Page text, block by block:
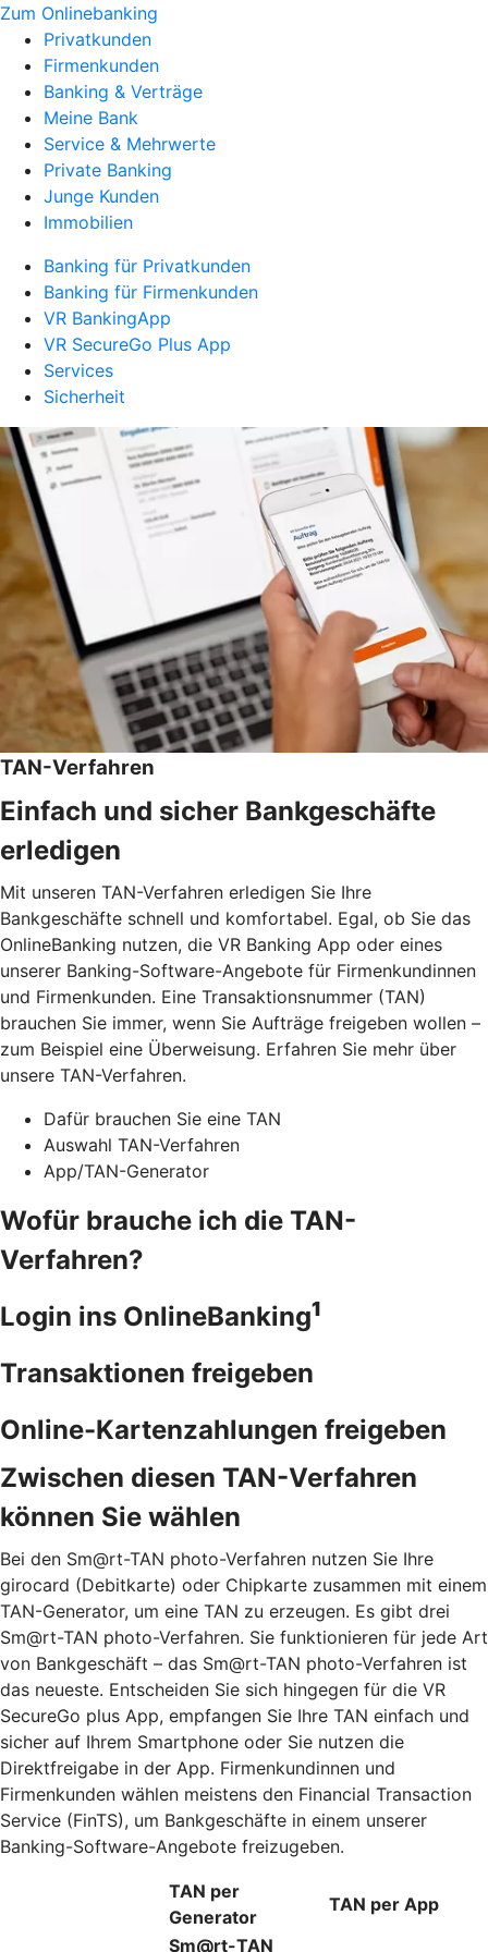
Zum Onlinebanking
Privatkunden
Firmenkunden
Banking & Verträge
Meine Bank
Service & Mehrwerte
Private Banking
Junge Kunden
Immobilien
Banking für Privatkunden
Banking für Firmenkunden
VR BankingApp
VR SecureGo Plus App
Services
Sicherheit
TAN-Verfahren
Einfach und sicher Bankgeschäfte
erledigen
Mit unseren TAN-Verfahren erledigen Sie Ihre
Bankgeschäfte schnell und komfortabel. Egal, ob Sie das
OnlineBanking nutzen, die VR Banking App oder eines
unserer Banking-Software-Angebote für Firmenkundinnen
und Firmenkunden. Eine Transaktionsnummer (TAN)
brauchen Sie immer, wenn Sie Aufträge freigeben wollen –
zum Beispiel eine Überweisung. Erfahren Sie mehr über
unsere TAN-Verfahren.
Dafür brauchen Sie eine TAN
Auswahl TAN-Verfahren
App/TAN-Generator
Wofür brauche ich die TAN-
Verfahren?
Login ins OnlineBanking1
Transaktionen freigeben
Online-Kartenzahlungen freigeben
Zwischen diesen TAN-Verfahren
können Sie wählen
Bei den Sm@rt-TAN photo-Verfahren nutzen Sie Ihre
girocard (Debitkarte) oder Chipkarte zusammen mit einem
TAN-Generator, um eine TAN zu erzeugen. Es gibt drei
Sm@rt-TAN photo-Verfahren. Sie funktionieren für jede Art
von Bankgeschäft – das Sm@rt-TAN photo-Verfahren ist
das neueste. Entscheiden Sie sich hingegen für die VR
SecureGo plus App, empfangen Sie Ihre TAN einfach und
sicher auf Ihrem Smartphone oder Sie nutzen die
Direktfreigabe in der App. Firmenkundinnen und
Firmenkunden wählen meistens den Financial Transaction
Service (FinTS), um Bankgeschäfte in einem unserer
Banking-Software-Angebote freizugeben.
TAN per
Generator
TAN per App
Sm@rt-TAN